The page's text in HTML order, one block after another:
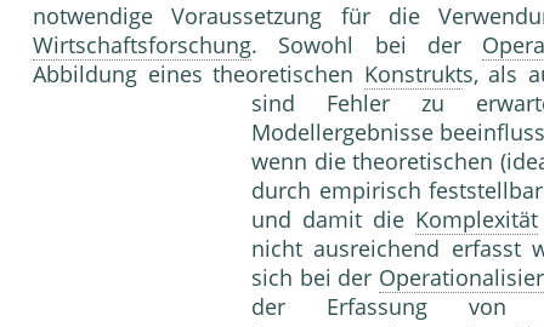
notwendige Voraussetzung für die
Wirtschaftsforschung. Sowohl bei der
Abbildung eines theoretischen Konstrukts, als
sind Fehler zu
Modellergebnisse
wenn die theoretischen
durch empirisch
und damit die Komplexität
nicht ausreichend erfasst
sich bei der
der Erfassung von